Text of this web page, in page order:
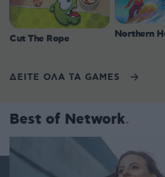
Cut The Rope Northern
ΔΕΙΤΕ ΟΛΑ ΤΑ GAMES
Best of Network